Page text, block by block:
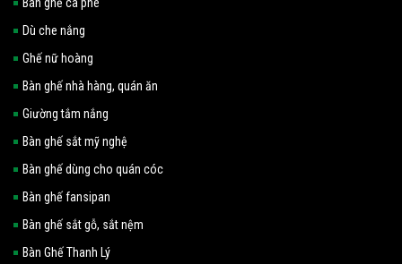
Dù che nắng
Ghế nữ hoàng
Bàn ghế nhà hàng, quán ăn
Giường tắm nắng
Bàn ghế sắt mỹ nghệ
Bàn ghế dùng cho quán cóc
Bàn ghế fansipan
Bàn ghế sắt gỗ, sắt nệm
Bàn Ghế Thanh Lý